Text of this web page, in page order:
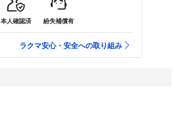
本人確認済 紛失補償有
ラクマ安心・安全への取り組み